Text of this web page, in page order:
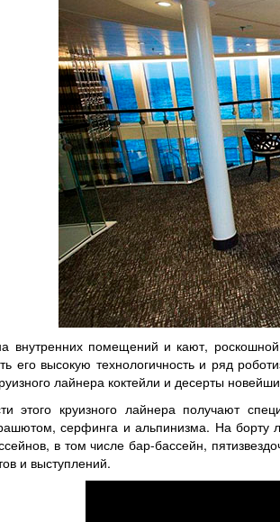
внутренних помещений и кают,
его высокую технологичность и ряд
лайнера коктейли и десерты
этого круизного лайнера получают
серфинга и альпинизма. На борту
в том числе бар-бассейн,
и выступлений.